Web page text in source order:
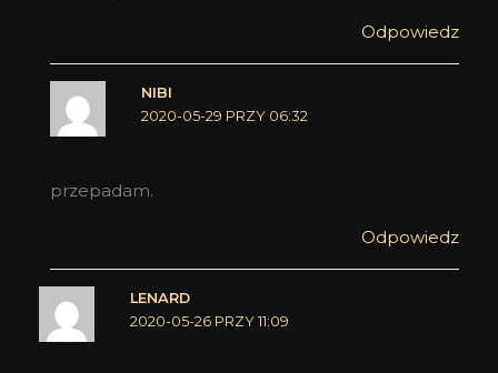
Odpowiedz
NIBI
2020-05-29 PRZY 06:32
przepadam.
Odpowiedz
LENARD
2020-05-26 PRZY 11:09